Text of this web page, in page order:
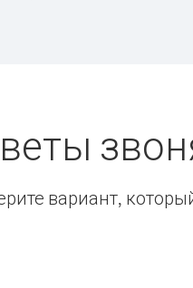
вариант,